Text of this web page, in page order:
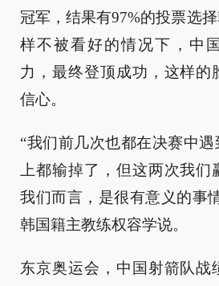
冠军，结果有97%的投票选
样不被看好的情况下，中
力，最终登顶成功，这样的
信心。
“我们前几次也都在决赛中
上都输掉了，但这两次我
我们而言，是很有意义的事
韩国籍主教练权容学说。
东京奥运会，中国射箭队战